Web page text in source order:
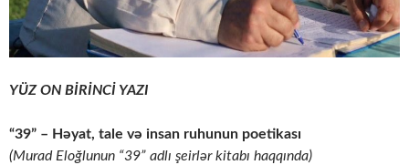
YÜZ ON BİRİNCİ YAZI
“39” – Həyat, tale və insan ruhunun poetikası
(Murad Eloğlunun “39” adlı şeirlər kitabı haqqında)